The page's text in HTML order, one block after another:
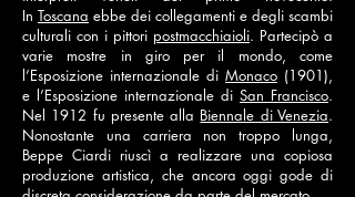
In Toscana ebbe dei collegamenti e degli scambi
culturali con i pittori postmacchiaioli. Partecipò a
varie mostre in giro per il mondo, come
l’Esposizione internazionale di Monaco (1901),
e l’Esposizione internazionale di San Francisco.
Nel 1912 fu presente alla Biennale di Venezia.
Nonostante una carriera non troppo lunga,
Beppe Ciardi riuscì a realizzare una copiosa
produzione artistica, che ancora oggi gode di